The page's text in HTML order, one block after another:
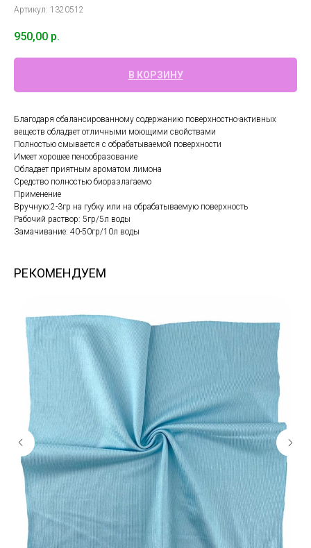
Артикул: 1320512
950,00 р.
В КОРЗИНУ
Благодаря сбалансированному содержанию поверхностно-активных
веществ обладает отличными моющими свойствами
Полностью смывается с обрабатываемой поверхности
Имеет хорошее пенообразование
Обладает приятным ароматом лимона
Средство полностью биоразлагаемо
Применение
Вручную:2-3гр на губку или на обрабатываемую поверхность
Рабочий раствор: 5гр/5л воды
Замачивание: 40-50гр/10л воды
РЕКОМЕНДУЕМ